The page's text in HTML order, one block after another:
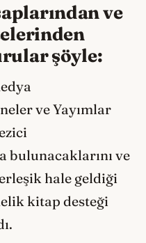
ve
şöyle:
ve Yayımlar
bulunacaklarını ve
hale geldiği
kitap desteği